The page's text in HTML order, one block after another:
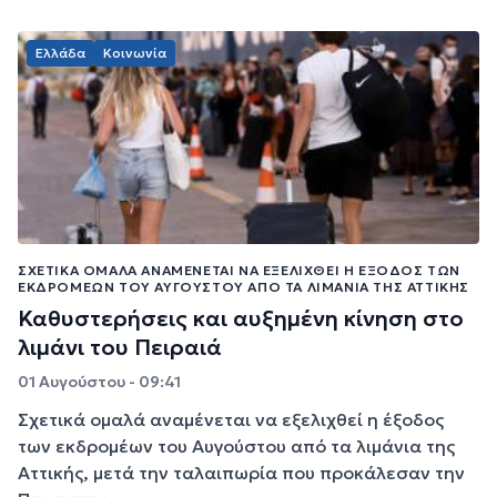
Ελλάδα Κοινωνία
ΣΧΕΤΙΚΆ ΟΜΑΛΆ ΑΝΑΜΈΝΕΤΑΙ ΝΑ ΕΞΕΛΙΧΘΕΊ Η ΈΞΟΔΟΣ ΤΩΝ
ΕΚΔΡΟΜΈΩΝ ΤΟΥ ΑΥΓΟΎΣΤΟΥ ΑΠΌ ΤΑ ΛΙΜΆΝΙΑ ΤΗΣ ΑΤΤΙΚΉΣ
Καθυστερήσεις και αυξημένη κίνηση στο
λιμάνι του Πειραιά
01 Αυγούστου - 09:41
Σχετικά ομαλά αναμένεται να εξελιχθεί η έξοδος
των εκδρομέων του Αυγούστου από τα λιμάνια της
Αττικής, μετά την ταλαιπωρία που προκάλεσαν την